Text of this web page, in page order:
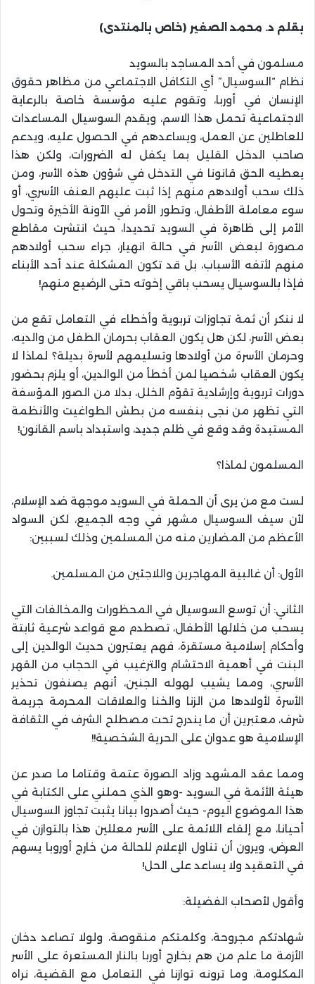
بقلم د. محمد الصغير (خاص بالمنتدى)
مسلمون في أحد المساجد بالسويد
نظام “السوسيال” أي التكافل الاجتماعي من مظاهر حقوق
الإنسان في أوربا، وتقوم عليه مؤسسة خاصة بالرعاية
الاجتماعية تحمل هذا الاسم، ويقدم السوسيال المساعدات
للعاطلين عن العمل، ويساعدهم في الحصول عليه، ويدعم
صاحب الدخل القليل بما يكفل له الضرورات، ولكن هذا
يعطيه الحق قانونا في التدخل في شؤون هذه الأسر، ومن
ذلك سحب أولادهم منهم إذا ثبت عليهم العنف الأسري، أو
سوء معاملة الأطفال، وتطور الأمر في الآونة الأخيرة وتحول
الأمر إلى ظاهرة في السويد تحديدا، حيث انتشرت مقاطع
مصورة لبعض الأسر في حالة انهيار، جراء سحب أولادهم
منهم لأتفه الأسباب، بل قد تكون المشكلة عند أحد الأبناء
فإذا بالسوسيال يسحب باقي إخوته حتى الرضيع منهم!
لا ننكر أن ثمة تجاوزات تربوية وأخطاء في التعامل تقع من
بعض الأسر، لكن هل يكون العقاب بحرمان الطفل من والديه،
وحرمان الأسرة من أولادها وتسليمهم لأسرة بديلة؟ لماذا لا
يكون العقاب شخصيا لمن أخطأ من الوالدين، أو يلزم بحضور
دورات تربوية وإرشادية تقوّم الخلل، بدلا من الصور المؤسفة
التي تظهر من نجى بنفسه من بطش الطواغيت والأنظمة
المستبدة وقد وقع في ظلم جديد، واستبداد باسم القانون!
المسلمون لماذا؟
لست مع من يرى أن الحملة في السويد موجهة ضد الإسلام،
لأن سيف السوسيال مشهر في وجه الجميع، لكن السواد
الأعظم من المضارين منه من المسلمين وذلك لسببين:
الأول: أن غالبية المهاجرين واللاجئين من المسلمين.
الثاني: أن توسع السوسيال في المحظورات والمخالفات التي
يسحب من خلالها الأطفال، تصطدم مع قواعد شرعية ثابتة
وأحكام إسلامية مستقرة، فهم يعتبرون حديث الوالدين إلى
البنت في أهمية الاحتشام والترغيب في الحجاب من القهر
الأسري، ومما يشيب لهوله الجنين، أنهم يصنفون تحذير
الأسرة لأولادها من الزنا والخنا والعلاقات المحرمة جريمة
شرف، معتبرين أن ما يندرج تحت مصطلح الشرف في الثقافة
الإسلامية هو عدوان على الحرية الشخصية!!
ومما عقد المشهد وزاد الصورة عتمة وقتاما ما صدر عن
هيئة الأئمة في السويد -وهو الذي حملني على الكتابة في
هذا الموضوع اليوم- حيث أصدروا بيانا يثبت تجاوز السوسيال
أحيانا، مع إلقاء اللائمة على الأسر معللين هذا بالتوازن في
العرض، ويرون أن تناول الإعلام للحالة من خارج أوروبا يسهم
في التعقيد ولا يساعد على الحل!
وأقول لأصحاب الفضيلة:
شهادتكم مجروحة، وكلمتكم منقوصة، ولولا تصاعد دخان
الأزمة ما علم من هم بخارج أوربا بالنار المستعرة على الأسر
المكلومة، وما ترونه توازنا في التعامل مع القضية، نراه